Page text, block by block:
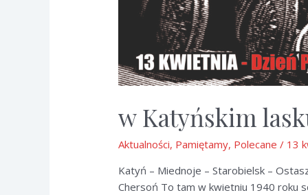
w Katyńskim
Aktualności, Pamiętamy, Polecane / 13
Katyń – Miednoje – Starobielsk –
Chersoń To tam w kwietniu 1940 roku